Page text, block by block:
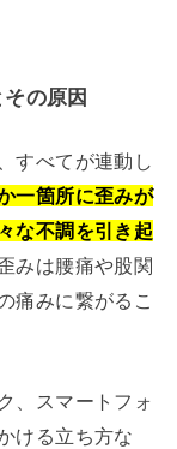
の原因
すべてが連動し
一箇所に歪みが
な不調を引き起
みは腰痛や股関
痛みに繋がるこ
、スマートフォ
ける立ち方な